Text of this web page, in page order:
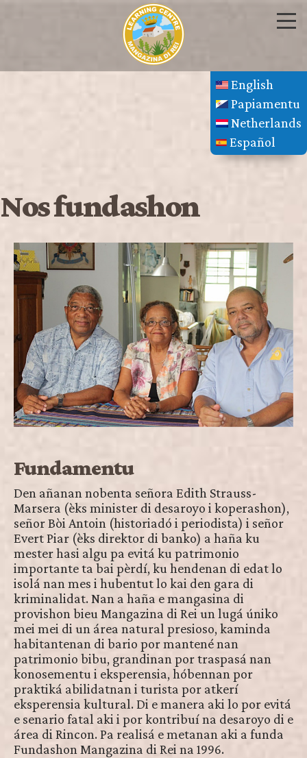
English
Papiamentu
Netherlands
Español
Nos fundashon
Fundamentu
Den añanan nobenta señora Edith Strauss-
Marsera (èks minister di desaroyo i koperashon),
señor Bòi Antoin (historiadó i periodista) i señor
Evert Piar (èks direktor di banko) a haña ku
mester hasi algu pa evitá ku patrimonio
importante ta bai pèrdí, ku hendenan di edat lo
isolá nan mes i hubentut lo kai den gara di
kriminalidat. Nan a haña e mangasina di
provishon bieu Mangazina di Rei un lugá úniko
mei mei di un área natural presioso, kaminda
habitantenan di bario por mantené nan
patrimonio bibu, grandinan por traspasá nan
konosementu i eksperensia, hóbennan por
praktiká abilidatnan i turista por atkerí
eksperensia kultural. Di e manera aki lo por evitá
e senario fatal aki i por kontribuí na desaroyo di e
área di Rincon. Pa realisá e metanan aki a funda
Fundashon Mangazina di Rei na 1996.